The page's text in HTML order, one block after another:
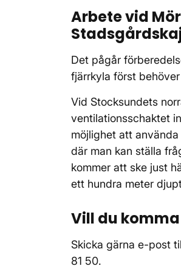
Arbete vid
Det pågår
fjärrkyla först
Vid Stocksundets
ventilationsschaktet
möjlighet att
där man kan ställa
kommer att ske just
ett hundra meter
Vill du
Skicka gärna e-post
81 50.